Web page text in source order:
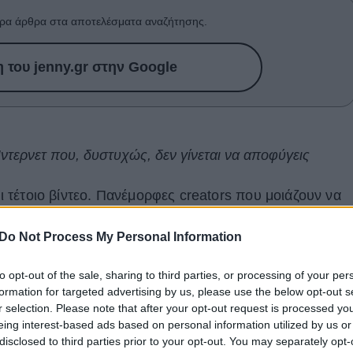
Do Not Process My Personal Information
opt-out of the sale, sharing to third parties, or processing of your
for targeted advertising by us, please use the below opt-out
selection. Please note that after your opt-out request is processed
interest-based ads based on personal information utilized by us
to third parties prior to your opt-out. You may separately
άρθρα στα αποτελέσματα αναζήτησης.
του jenny.gr στην Google
που, δυστυχώς, δεν γίνεται να αποφύγεις
τέτοιο βίντεο. Πανέμορφες creators που μοιάζουν να
προσφέρονται να σε βοηθήσουν να γίνεις η
αυτό γινόταν ανέκαθεν, θα μας πεις και θα έχεις
με κάπως τοξικό τρόπο. Κι με το «κάπως τοξικό»,
Tate». Στην πραγματικότητα, θα μπορούσαμε να
, η οποία στην αρχή σε ξεγελάει. «Κανείς δεν